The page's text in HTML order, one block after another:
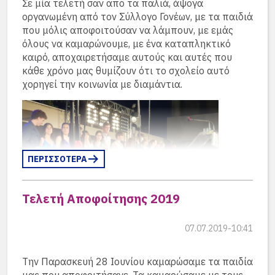
Ακολούθησε η απονομή των υποτροφιών του
Συλλόγου της DSA και του DAAD και η τελετή
έκλεισε με την επίδοση των απολυτηρίων και τις
βραβεύσεις για ιδιαίτερες επιδόσεις των
τελειοφοίτων.
Ενδιάμεσα έπαιξαν τα μουσικά σύνολα των
μαθητών και η βραδιά ολοκληρώθηκε με δείπνο.
Εκ μέρους του Συλλόγου Αποφοίτων μίλησε ο
πρόεδρος Κώστας Γαλάνης:(περισσότερα…)
Μερκούρη. Στην δισκογραφία πέρασε για πρώτη
φορά το 1958 με τη Νάνα Μούσχουρη με
διαφοροποιημένους στίχους. Θεωρείται το πρώτο
τραγούδι που δημιουργήθηκε από πρωτότυπους
στίχους του Γκάτσου.(περισσότερα…)
Σε μία τελετή σαν απο τα παλιά, άψογα
οργανωμένη από τον Σύλλογο Γονέων, με τα παιδιά
που μόλις αποφοιτούσαν να λάμπουν, με εμάς
όλους να καμαρώνουμε, με ένα καταπληκτικό
καιρό, αποχαιρετήσαμε αυτούς και αυτές που
κάθε χρόνο μας θυμίζουν ότι το σχολείο αυτό
χορηγεί την κοινωνία με διαμάντια.
ΠΕΡΙΣΣΟΤΕΡΑ
Τελετή Αποφοίτησης 2019
07.07.2019-10:41
Την Παρασκευή 28 Ιουνίου καμαρώσαμε τα παιδία